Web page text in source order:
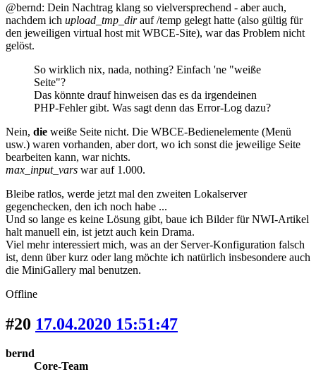
@bernd: Dein Nachtrag klang so vielversprechend - aber auch,
nachdem ich upload_tmp_dirauf /temp gelegt hatte (also gültig für
den jeweiligen virtual host mit WBCE-Site), war das Problem nicht
gelöst.
So wirklich nix, nada, nothing? Einfach 'ne "weiße
Seite"?
Das könnte drauf hinweisen das es da irgendeinen
PHP-Fehler gibt. Was sagt denn das Error-Log dazu?
Nein, die weiße Seite nicht. Die WBCE-Bedienelemente (Menü
usw.) waren vorhanden, aber dort, wo ich sonst die jeweilige Seite
bearbeiten kann, war nichts.
max_input_vars war auf 1.000.
Bleibe ratlos, werde jetzt mal den zweiten Lokalserver
gegenchecken, den ich noch habe ...
Und so lange es keine Lösung gibt, baue ich Bilder für NWI-Artikel
halt manuell ein, ist jetzt auch kein Drama.
Viel mehr interessiert mich, was an der Server-Konfiguration falsch
ist, denn über kurz oder lang möchte ich natürlich insbesondere auch
die MiniGallery mal benutzen.
Offline
#20 17.04.2020 15:51:47
bernd
Core-Team